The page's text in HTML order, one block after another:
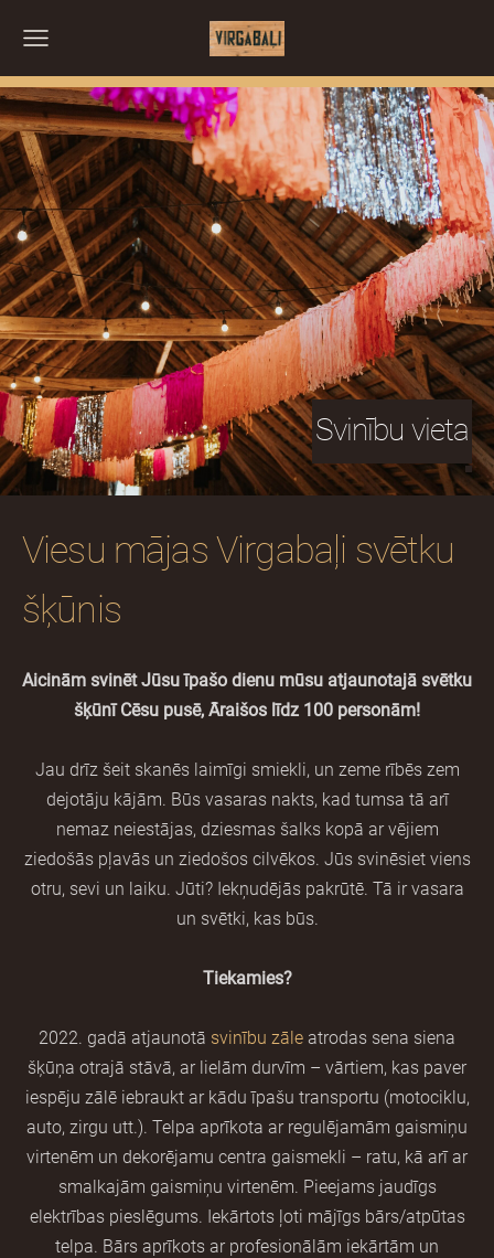
Svinību vieta
Viesu mājas Virgabaļi svētku
šķūnis
Aicinām svinēt Jūsu īpašo dienu mūsu atjaunotajā svētku
šķūnī Cēsu pusē, Āraišos līdz 100 personām!
Jau drīz šeit skanēs laimīgi smiekli, un zeme rībēs zem
dejotāju kājām. Būs vasaras nakts, kad tumsa tā arī
nemaz neiestājas, dziesmas šalks kopā ar vējiem
ziedošās pļavās un ziedošos cilvēkos. Jūs svinēsiet viens
otru, sevi un laiku. Jūti? Iekņudējās pakrūtē. Tā ir vasara
un svētki, kas būs.
Tiekamies?
2022. gadā atjaunotā svinību zāle atrodas sena siena
šķūņa otrajā stāvā, ar lielām durvīm – vārtiem, kas paver
iespēju zālē iebraukt ar kādu īpašu transportu (motociklu,
auto, zirgu utt.). Telpa aprīkota ar regulējamām gaismiņu
virtenēm un dekorējamu centra gaismekli – ratu, kā arī ar
smalkajām gaismiņu virtenēm. Pieejams jaudīgs
elektrības pieslēgums. Iekārtots ļoti mājīgs bārs/atpūtas
telpa. Bārs aprīkots ar profesionālām iekārtām un